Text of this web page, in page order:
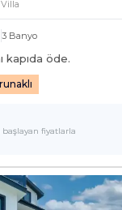
3 Banyo
kapıda öde.
başlayan fiyatlarla